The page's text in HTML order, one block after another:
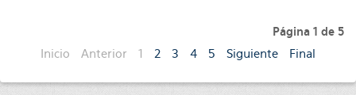
Página 1 de 5
Inicio Anterior 1 2 3 4 5 Siguiente Final